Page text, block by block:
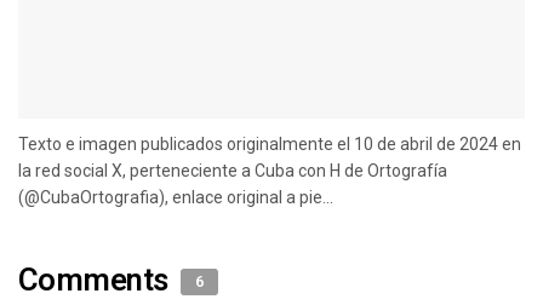
Texto e imagen publicados originalmente el 10 de abril de 2024 en
la red social X, perteneciente a Cuba con H de Ortografía
(@CubaOrtografia), enlace original a pie...
Comments 6